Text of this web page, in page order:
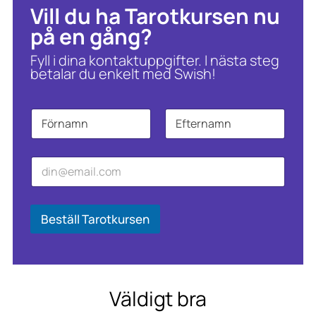
Vill du ha Tarotkursen nu
på en gång?
Fyll i dina kontaktuppgifter. I nästa steg
betalar du enkelt med Swish!
N
m
n
N
m
n
a
N
E
p
o
t
Beställ Tarotkursen
Väldigt bra